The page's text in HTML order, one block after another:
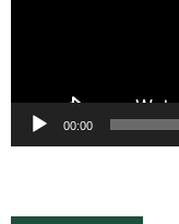
00:00